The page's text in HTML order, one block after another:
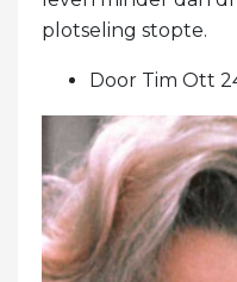
plotseling stopte.
Door Tim Ott